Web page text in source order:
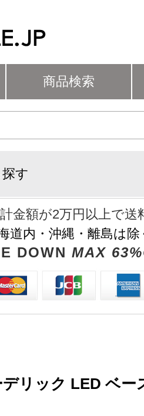
商品検索
す
金額が2万円以上で送
海道内・沖縄・離島は
DOWN MAX
リック LED ベー